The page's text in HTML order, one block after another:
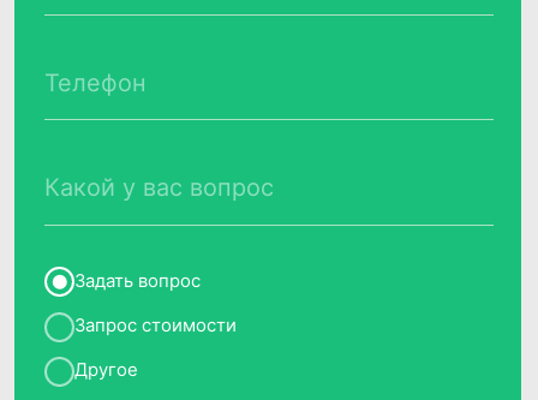
© 2014−2026 CleverData
данных